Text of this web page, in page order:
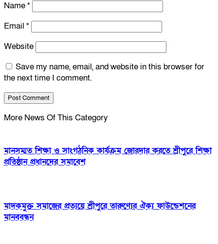
Name*
Email *
Website
Save my name, email, and website in this browser for
the next time I comment.
More News Of This Category
মানসম্মত শিক্ষা ও সাংগঠনিক কার্যক্রম জোরদার করতে শ্রীপুরে শিক্ষা
প্রতিষ্ঠান প্রধানদের সমাবেশ
মাদকমুক্ত সমাজের প্রত্যয়ে শ্রীপুরে তারুণ্যের ঐক্য ফাউন্ডেশনের
মানববন্ধন